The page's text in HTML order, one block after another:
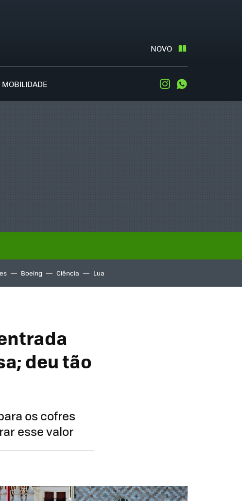
NOVO
MOBILIDADE Instagram
Boeing Ciência Lua
deu tão
os cofres
esse valor